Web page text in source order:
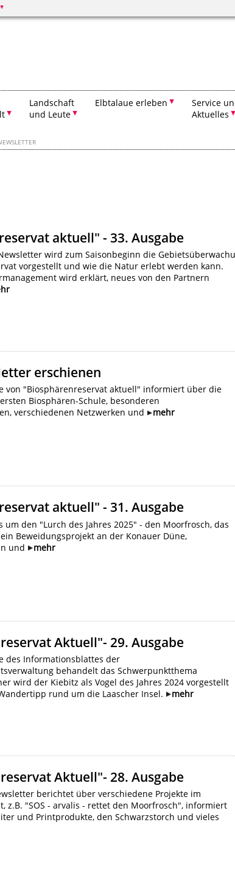
Landschaft
und Leute
Elbtalaue erleben
Service
Aktuelles
aktuell" - 33. Ausgabe
wird zum Saisonbeginn die
vorgestellt und wie die Natur erlebt werden kann.
wird erklärt, neues von den Partnern
erschienen
von "Biosphärenreservat aktuell" informiert über die
Biosphären-Schule, besonderen
verschiedenen Netzwerken und
mehr
aktuell" - 31. Ausgabe
um den "Lurch des Jahres 2025" - den Moorfrosch, das
Beweidungsprojekt an der Konauer Düne,
und
mehr
Aktuell"- 29. Ausgabe
des Informationsblattes der
behandelt das Schwerpunktthema
wird der Kiebitz als Vogel des Jahres 2024 vorgestellt
rund um die Laascher Insel.
mehr
Aktuell"- 28. Ausgabe
berichtet über verschiedene Projekte im
z.B. "SOS - arvalis - rettet den Moorfrosch", informiert
und Printprodukte, den Schwarzstorch und vieles